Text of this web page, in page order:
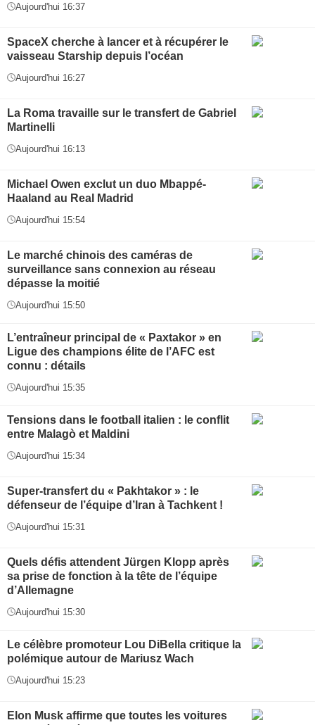
Aujourd'hui 16:37
SpaceX cherche à lancer et à récupérer le
vaisseau Starship depuis l’océan
Aujourd'hui 16:27
La Roma travaille sur le transfert de Gabriel
Martinelli
Aujourd'hui 16:13
Michael Owen exclut un duo Mbappé-
Haaland au Real Madrid
Aujourd'hui 15:54
Le marché chinois des caméras de
surveillance sans connexion au réseau
dépasse la moitié
Aujourd'hui 15:50
L’entraîneur principal de « Paxtakor » en
Ligue des champions élite de l’AFC est
connu : détails
Aujourd'hui 15:35
Tensions dans le football italien : le conflit
entre Malagò et Maldini
Aujourd'hui 15:34
Super-transfert du « Pakhtakor » : le
défenseur de l’équipe d’Iran à Tachkent !
Aujourd'hui 15:31
Quels défis attendent Jürgen Klopp après
sa prise de fonction à la tête de l’équipe
d’Allemagne
Aujourd'hui 15:30
Le célèbre promoteur Lou DiBella critique la
polémique autour de Mariusz Wach
Aujourd'hui 15:23
Elon Musk affirme que toutes les voitures